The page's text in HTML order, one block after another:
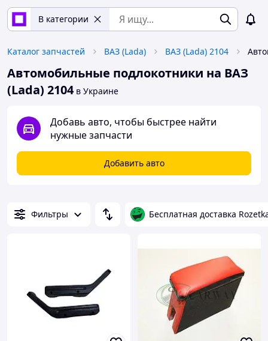
В категории
Каталог запчастей ВАЗ (Lada) ВАЗ (Lada) 2104
Автомобильные подлокотники на ВАЗ
(Lada) 2104 в Украине
Добавь авто, чтобы быстрее найти
нужные запчасти
Добавить авто
Фильтры Бесплатная доставка